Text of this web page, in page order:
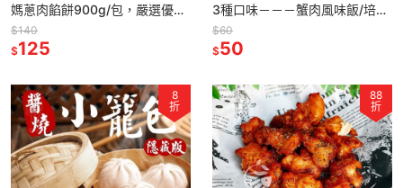
媽蔥肉餡餅900g/包，嚴選優質
豬肉，採用新鮮青蔥，層次豐
富、蔥香四溢，外皮金黃酥脆
$140
$125
3種口味－－－蟹肉風味飯/培根
蛋炒飯/肉絲炒飯
$60
$50
8
折
88
折